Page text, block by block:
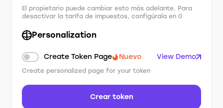
El propietario puede cambiar esto más adelante. Para
desactivar la tarifa de impuestos, configúrala en 0
Personalization
Create Token Page Nuevo View Demo
Create personalized page for your token
Crear token